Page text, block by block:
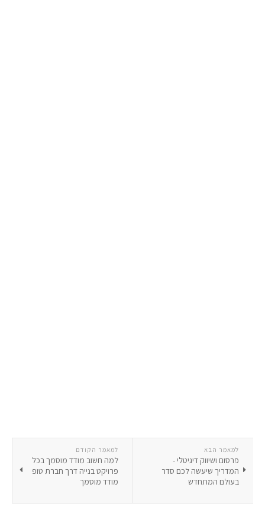
למאמר הקודם
למה חשוב מודד מוסמך בכל
פרויקט בנייה דרך חברת טופ
מודד מוסמך
למאמר הבא
פרסום ושיווק דיגיטלי -
המדריך שיעשה לכם סדר
בעולם המתחדש